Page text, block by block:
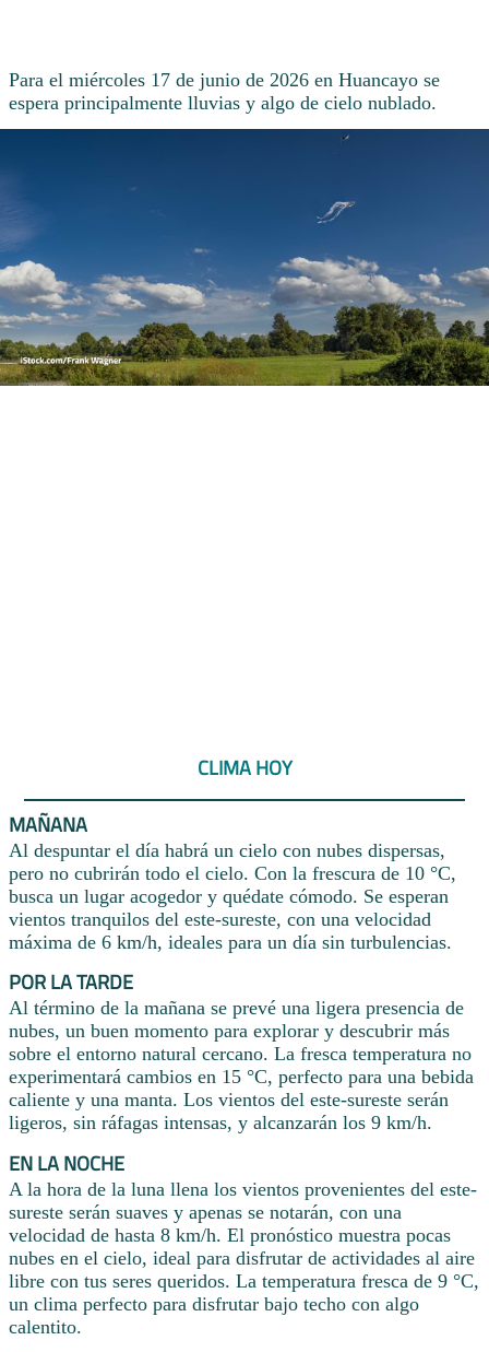
Para el miércoles 17 de junio de 2026 en Huancayo se
espera principalmente lluvias y algo de cielo nublado.
CLIMA HOY
MAÑANA
Al despuntar el día habrá un cielo con nubes dispersas,
pero no cubrirán todo el cielo. Con la frescura de 10 °C,
busca un lugar acogedor y quédate cómodo. Se esperan
vientos tranquilos del este-sureste, con una velocidad
máxima de 6 km/h, ideales para un día sin turbulencias.
POR LA TARDE
Al término de la mañana se prevé una ligera presencia de
nubes, un buen momento para explorar y descubrir más
sobre el entorno natural cercano. La fresca temperatura no
experimentará cambios en 15 °C, perfecto para una bebida
caliente y una manta. Los vientos del este-sureste serán
ligeros, sin ráfagas intensas, y alcanzarán los 9 km/h.
EN LA NOCHE
A la hora de la luna llena los vientos provenientes del este-
sureste serán suaves y apenas se notarán, con una
velocidad de hasta 8 km/h. El pronóstico muestra pocas
nubes en el cielo, ideal para disfrutar de actividades al aire
libre con tus seres queridos. La temperatura fresca de 9 °C,
un clima perfecto para disfrutar bajo techo con algo
calentito.